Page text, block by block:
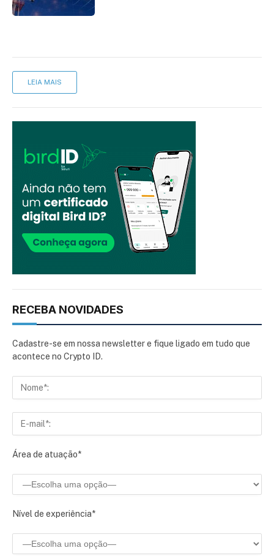
LEIA MAIS
RECEBA NOVIDADES
Cadastre-se em nossa newsletter e fique ligado em tudo que
acontece no Crypto ID.
Área de atuação*
Nível de experiência*